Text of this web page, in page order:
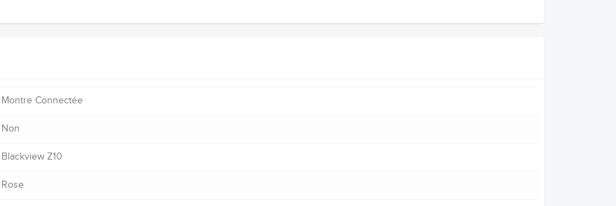
Montre Connectée
Non
Blackview Z10
Rose